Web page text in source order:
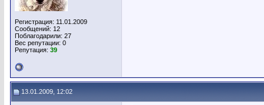
Регистрация: 11.01.2009
Сообщений: 12
Поблагодарили: 27
Вес репутации: 0
Репутация: 39
13.01.2009, 12:02